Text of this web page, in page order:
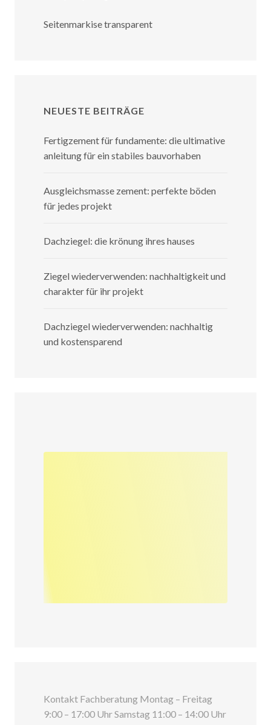
Seitenmarkise transparent
NEUESTE BEITRÄGE
Fertigzement für fundamente: die ultimative
anleitung für ein stabiles bauvorhaben
Ausgleichsmasse zement: perfekte böden
für jedes projekt
Dachziegel: die krönung ihres hauses
Ziegel wiederverwenden: nachhaltigkeit und
charakter für ihr projekt
Dachziegel wiederverwenden: nachhaltig
und kostensparend
Kontakt Fachberatung Montag – Freitag
9:00 – 17:00 Uhr Samstag 11:00 – 14:00 Uhr